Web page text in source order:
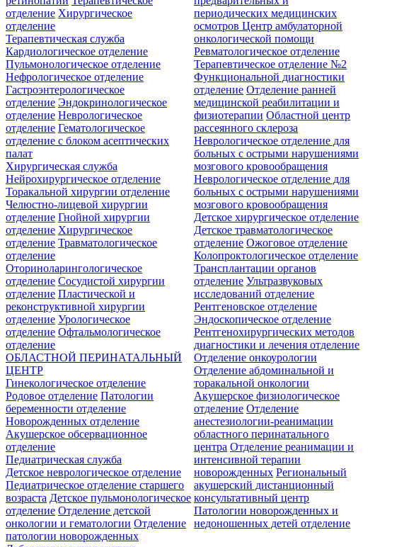
отделение Хирургическое
отделение
периодических медицинских
осмотровЦентр амбулаторной
онкологической помощи
Терапевтическая служба
Кардиологическое отделение
Пульмонологическое отделение
Нефрологическое отделение
Гастроэнтерологическое
отделение Эндокринологическое
отделение Неврологическое
отделение Гематологическое
отделение c блоком асептических
палат
Ревматологическое отделение
Терапевтическое отделение №2
Функциональной диагностики
отделение Отделение ранней
медицинской реабилитации и
физиотерапии Областной центр
рассеянного склероза
Неврологическое отделение для
больных с острыми нарушениями
мозгового кровообращения
Неврологическое отделение для
больных с острыми нарушениями
мозгового кровообращения
Хирургическая служба
Нейрохирургическое отделение
Торакальной хирургии отделение
Челюстно-лицевой хирургии
отделение Гнойной хирургии
отделение Хирургическое
отделение Травматологическое
отделение
Оториноларингологическое
отделение Сосудистой хирургии
отделение Пластической и
реконструктивной хирургии
отделение Урологическое
отделение Офтальмологическое
отделение
Детское хирургическое отделение
Детское травматологическое
отделение Ожоговое отделение
Колопроктологическое отделение
Трансплантации органов
отделение Ультразвуковых
исследований отделение
Рентгеновское отделение
Эндоскопическое отделение
Рентгенохирургических методов
диагностики и лечения отделение
Отделение онкоурологии
Отделение абдоминальной и
торакальной онкологии
ОБЛАСТНОЙ ПЕРИНАТАЛЬНЫЙ
ЦЕНТР
Гинекологическое отделение
Родовое отделение Патологии
беременности отделение
Новорожденных отделение
Акушерское обсервационное
отделение
Акушерское физиологическое
отделение Отделение
анестезиологии-реанимации
областного перинатального
центра Отделение реанимации и
интенсивной терапии
новорожденных Региональный
акушерский дистанционный
консультативный центр
Патологии новорожденных и
недоношенных детей отделение
Педиатрическая служба
Детское неврологическое отделение
Педиатрическое отделение старшего
возраста Детское пульмонологическое
отделение Отделение детской
онкологии и гематологии Отделение
патологии новорожденных